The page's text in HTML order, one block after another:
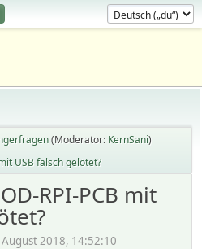
(Moderator: KernSani)
USB falsch gelötet?
RPI-PCB mit
2018, 14:52:10